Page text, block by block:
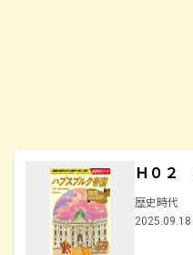
Ｈ０２
歴史時代
2025.09.18